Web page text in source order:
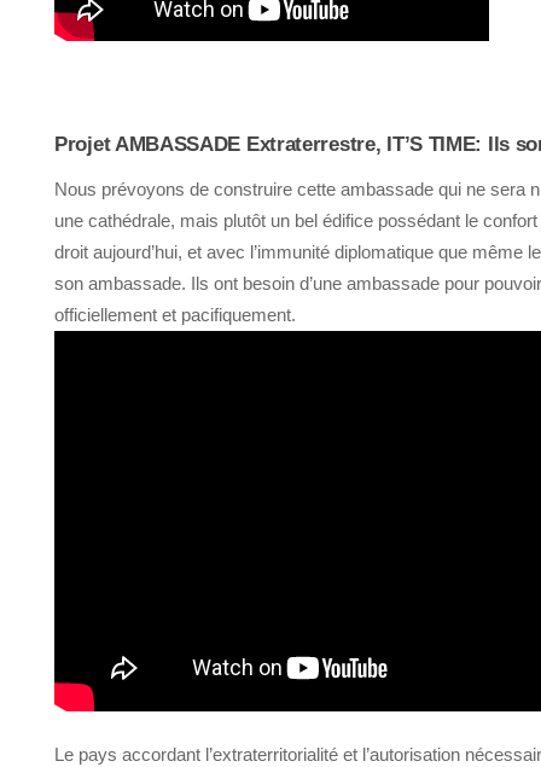
Projet AMBASSADE Extraterrestre, IT’S TIME: Ils
Nous prévoyons de construire cette ambassade qui ne sera
une cathédrale, mais plutôt un bel édifice possédant le
droit aujourd’hui, et avec l’immunité diplomatique que même
son ambassade. Ils ont besoin d’une ambassade pour
officiellement et pacifiquement.
Le pays accordant l’extraterritorialité et l’autorisation